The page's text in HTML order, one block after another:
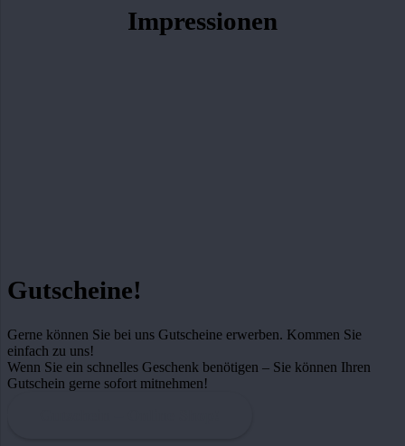
Impressionen
Gutscheine!
Gerne können Sie bei uns Gutscheine erwerben. Kommen Sie
einfach zu uns!
Wenn Sie ein schnelles Geschenk benötigen – Sie können Ihren
Gutschein gerne sofort mitnehmen!